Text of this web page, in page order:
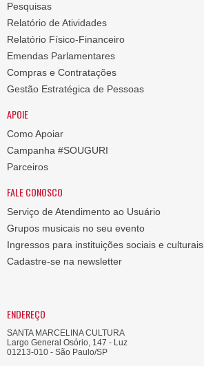
Pesquisas
Relatório de Atividades
Relatório Físico-Financeiro
Emendas Parlamentares
Compras e Contratações
Gestão Estratégica de Pessoas
APOIE
Como Apoiar
Campanha #SOUGURI
Parceiros
FALE CONOSCO
Serviço de Atendimento ao Usuário
Grupos musicais no seu evento
Ingressos para instituições sociais e culturais
Cadastre-se na newsletter
ENDEREÇO
SANTA MARCELINA CULTURA
Largo General Osório, 147 - Luz
01213-010 - São Paulo/SP